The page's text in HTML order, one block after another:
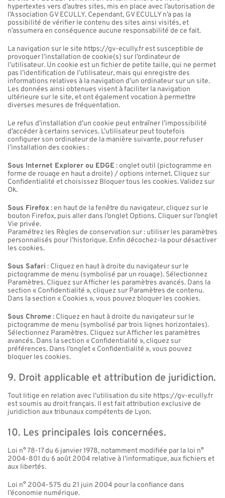
hypertextes vers d’autres sites, mis en place avec l’autorisation de
l’Association GV ECULLY. Cependant, GV ECULLY n’a pas la
possibilité de vérifier le contenu des sites ainsi visités, et
n’assumera en conséquence aucune responsabilité de ce fait.
La navigation sur le site https://gv-ecully.fr est susceptible de
provoquer l’installation de cookie(s) sur l’ordinateur de
l’utilisateur. Un cookie est un fichier de petite taille, qui ne permet
pas l’identification de l’utilisateur, mais qui enregistre des
informations relatives à la navigation d’un ordinateur sur un site.
Les données ainsi obtenues visent à faciliter la navigation
ultérieure sur le site, et ont également vocation à permettre
diverses mesures de fréquentation.
Le refus d’installation d’un cookie peut entraîner l’impossibilité
d’accéder à certains services. L’utilisateur peut toutefois
configurer son ordinateur de la manière suivante, pour refuser
l’installation des cookies :
Sous Internet Explorer ou EDGE : onglet outil (pictogramme en
forme de rouage en haut a droite) / options internet. Cliquez sur
Confidentialité et choisissez Bloquer tous les cookies. Validez sur
Ok.
Sous Firefox: en haut de la fenêtre du navigateur, cliquez sur le
bouton Firefox, puis aller dans l’onglet Options. Cliquer sur l’onglet
Vie privée.
Paramétrez les Règles de conservation sur : utiliser les paramètres
personnalisés pour l’historique. Enfin décochez-la pour désactiver
les cookies.
Sous Safari : Cliquez en haut à droite du navigateur sur le
pictogramme de menu (symbolisé par un rouage). Sélectionnez
Paramètres. Cliquez sur Afficher les paramètres avancés. Dans la
section « Confidentialité », cliquez sur Paramètres de contenu.
Dans la section « Cookies », vous pouvez bloquer les cookies.
Sous Chrome : Cliquez en haut à droite du navigateur sur le
pictogramme de menu (symbolisé par trois lignes horizontales).
Sélectionnez Paramètres. Cliquez sur Afficher les paramètres
avancés. Dans la section « Confidentialité », cliquez sur
préférences. Dans l’onglet « Confidentialité », vous pouvez
bloquer les cookies.
9. Droit applicable et attribution de juridiction.
Tout litige en relation avec l’utilisation du site https://gv-ecully.fr
est soumis au droit français. Il est fait attribution exclusive de
juridiction aux tribunaux compétents de Lyon.
10. Les principales lois concernées.
Loi n° 78-17 du 6 janvier 1978, notamment modifiée par la loi n°
2004-801 du 6 août 2004 relative à l’informatique, aux fichiers et
aux libertés.
Loi n° 2004-575 du 21 juin 2004 pour la confiance dans
l’économie numérique.